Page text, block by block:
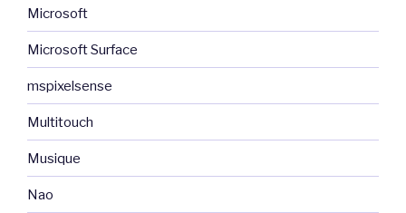
Microsoft
Microsoft Surface
mspixelsense
Multitouch
Musique
Nao